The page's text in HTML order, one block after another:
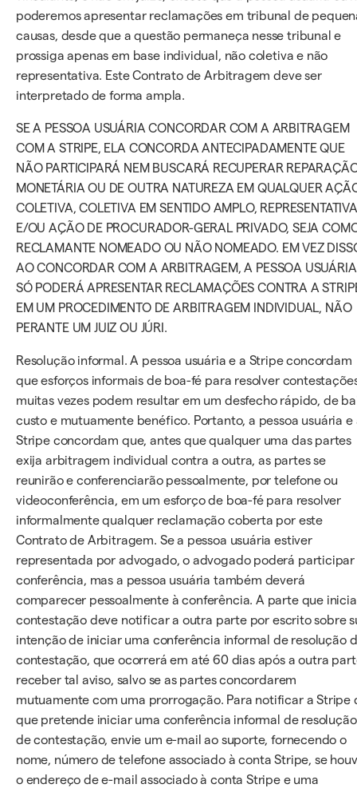
poderemos apresentar reclamações em tribunal de
causas, desde que a questão permaneça nesse tribunal e
prossiga apenas em base individual, não coletiva e não
representativa. Este Contrato de Arbitragem deve ser
interpretado de forma ampla.
SE A PESSOA USUÁRIA CONCORDAR COM A ARBITRAGEM
COM A STRIPE, ELA CONCORDA ANTECIPADAMENTE QUE
NÃO PARTICIPARÁ NEM BUSCARÁ RECUPERAR
MONETÁRIA OU DE OUTRA NATUREZA EM QUALQUER
COLETIVA, COLETIVA EM SENTIDO AMPLO, REPRESENTATIVA
E/OU AÇÃO DE PROCURADOR-GERAL PRIVADO, SEJA
RECLAMANTE NOMEADO OU NÃO NOMEADO. EM VEZ
AO CONCORDAR COM A ARBITRAGEM, A PESSOA USUÁRIA
SÓ PODERÁ APRESENTAR RECLAMAÇÕES CONTRA A
EM UM PROCEDIMENTO DE ARBITRAGEM INDIVIDUAL, NÃO
PERANTE UM JUIZ OU JÚRI.
Resolução informal. A pessoa usuária e a Stripe concordam
que esforços informais de boa-fé para resolver
muitas vezes podem resultar em um desfecho rápido, de
custo e mutuamente benéfico. Portanto, a pessoa usuária e
Stripe concordam que, antes que qualquer uma das partes
exija arbitragem individual contra a outra, as partes se
reunirão e conferenciarão pessoalmente, por telefone ou
videoconferência, em um esforço de boa-fé para resolver
informalmente qualquer reclamação coberta por este
Contrato de Arbitragem. Se a pessoa usuária estiver
representada por advogado, o advogado poderá participar
conferência, mas a pessoa usuária também deverá
comparecer pessoalmente à conferência. A parte que
contestação deve notificar a outra parte por escrito sobre
intenção de iniciar uma conferência informal de resolução
contestação, que ocorrerá em até 60 dias após a outra
receber tal aviso, salvo se as partes concordarem
mutuamente com uma prorrogação. Para notificar a Stripe
que pretende iniciar uma conferência informal de resolução
de contestação, envie um e-mail ao suporte, fornecendo o
nome, número de telefone associado à conta Stripe, se
o endereço de e-mail associado à conta Stripe e uma